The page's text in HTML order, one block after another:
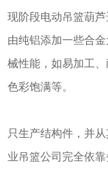
现阶段电动吊篮葫
由纯铝添加一些合
械性能，如易加工
色彩饱满等。
只生产结构件，并
业吊篮公司完全依